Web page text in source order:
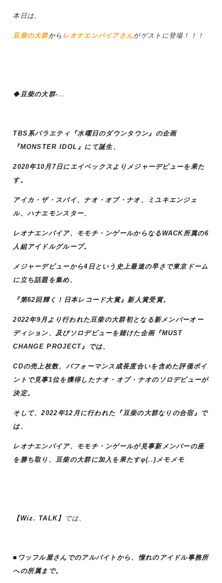
本日は、
豆柴の大群から レオナエンパイアさんがゲストに登場！！！
◆豆柴の大群-…
TBS系バラエティ『水曜日のダウンタウン』の企画
『MONSTER IDOL』にて誕生、
2020年10月7日にエイベックスよりメジャーデビューを果た
す。
アイカ・ザ・スパイ、ナオ・オブ・ナオ、ミユキエンジェ
ル、ハナエモンスター、
レオナエンパイア、モモチ・ンゲールからなるWACK所属の6
人組アイドルグループ。
メジャーデビューから4日という史上最速の早さで東京ドーム
に立ち話題を集め、
『第62回輝く！日本レコード大賞』新人賞受賞。
2022年9月より行われた豆柴の大群初となる新メンバーオー
ディション、及びソロデビューを賭けた企画『MUST
CHANGE PROJECT』では、
CDの売上枚数、パフォーマンス成長度合いを含めた評価ポイ
ントで見事1位を獲得したナオ・オブ・ナオのソロデビューが
決定。
そして、2022年12月に行われた『豆柴の大群なりの合宿』で
は、
レオナエンパイア、モモチ・ンゲールが見事新メンバーの座
を勝ち取り、豆柴の大群に加入を果たすφ(..)メモメモ
【Wiz. TALK】 では、
■ワッフル屋さんでのアルバイトから、憧れのアイドル事務所
への所属まで。